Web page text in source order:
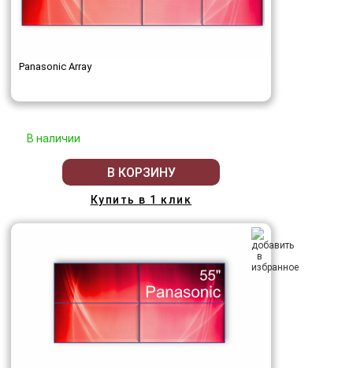
Panasonic Array
В наличии
В КОРЗИНУ
Купить в 1 клик